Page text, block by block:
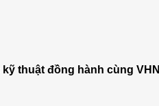
kỹ thuật đồng hành cùng